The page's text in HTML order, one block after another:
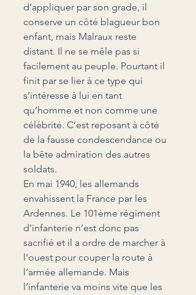
d’appliquer par son grade, il
conserve un côté blagueur bon
enfant, mais Malraux reste
distant. Il ne se mêle pas si
facilement au peuple. Pourtant il
finit par se lier à ce type qui
s’intéresse à lui en tant
qu’homme et non comme une
célébrité. C’est reposant à côté
de la fausse condescendance ou
la bête admiration des autres
soldats.
En mai 1940, les allemands
envahissent la France par les
Ardennes. Le 101ème régiment
d’infanterie n’est donc pas
sacrifié et il a ordre de marcher à
l’ouest pour couper la route à
l’armée allemande. Mais
l’infanterie va moins vite que les